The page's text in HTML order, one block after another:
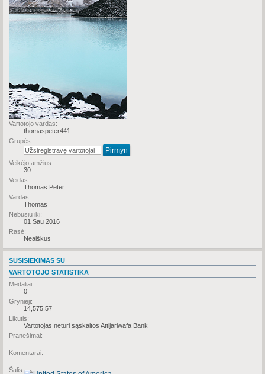
Vartotojo vardas:
thomaspeter441
Grupės:
Veikėjo amžius:
30
Veidas:
Thomas Peter
Vardas:
Thomas
Nebūsiu iki:
01 Sau 2016
Rasė:
Neaiškus
SUSISIEKIMAS SU
VARTOTOJO STATISTIKA
Medaliai:
0
Grynieji:
14,575.57
Likutis:
Vartotojas neturi sąskaitos Attijariwafa Bank
Pranešimai:
-
Komentarai:
-
Šalis: